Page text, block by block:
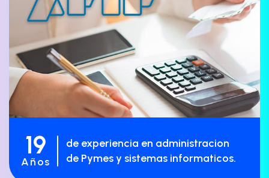
19
Años
de experiencia en administracion
de Pymes y sistemas informaticos.